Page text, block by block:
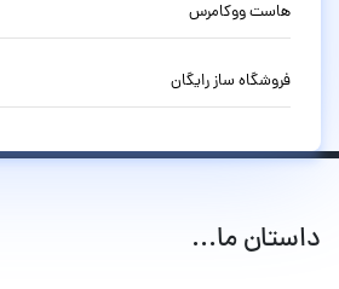
هاست ووکامرس
فروشگاه ساز رایگان
داستان ما...